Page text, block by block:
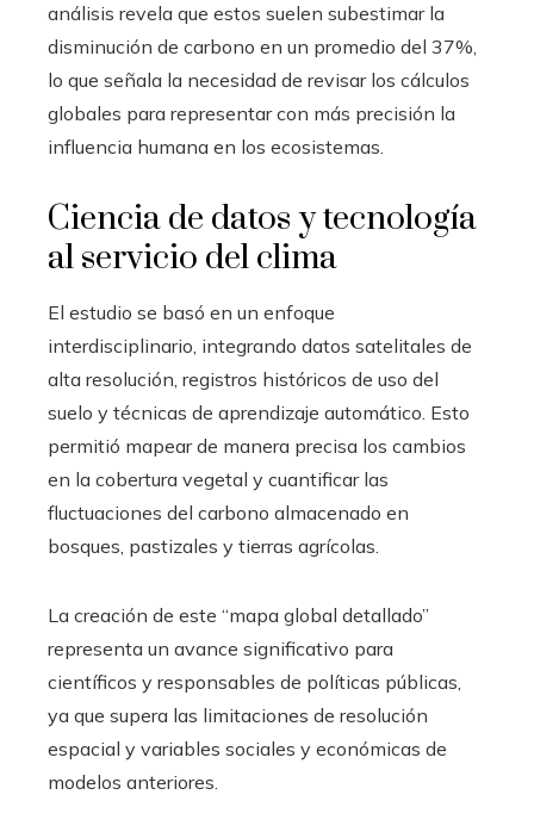
análisis revela que estos suelen subestimar la
disminución de carbono en un promedio del 37%,
lo que señala la necesidad de revisar los cálculos
globales para representar con más precisión la
influencia humana en los ecosistemas.
Ciencia de datos y tecnología
al servicio del clima
El estudio se basó en un enfoque
interdisciplinario, integrando datos satelitales de
alta resolución, registros históricos de uso del
suelo y técnicas de aprendizaje automático. Esto
permitió mapear de manera precisa los cambios
en la cobertura vegetal y cuantificar las
fluctuaciones del carbono almacenado en
bosques, pastizales y tierras agrícolas.
La creación de este “mapa global detallado”
representa un avance significativo para
científicos y responsables de políticas públicas,
ya que supera las limitaciones de resolución
espacial y variables sociales y económicas de
modelos anteriores.